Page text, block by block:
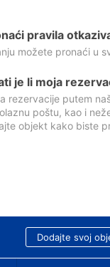
pravila
možete pronaći u
je li moja
rezervacije putem
poštu, kao i
objekt kako biste
Dodajte svoj